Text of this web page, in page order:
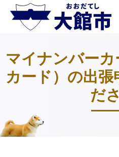
マイナンバー
カード）の出張
だ